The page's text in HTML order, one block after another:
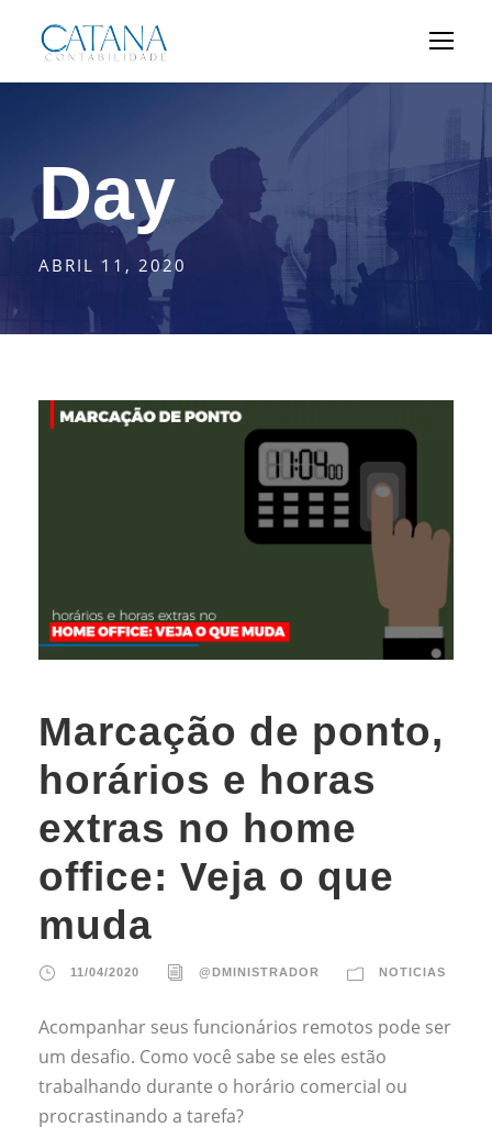
Day
ABRIL 11, 2020
Marcação de ponto,
horários e horas
extras no home
office: Veja o que
muda
11/04/2020 @DMINISTRADOR NOTICIAS
Acompanhar seus funcionários remotos pode ser
um desafio. Como você sabe se eles estão
trabalhando durante o horário comercial ou
procrastinando a tarefa?